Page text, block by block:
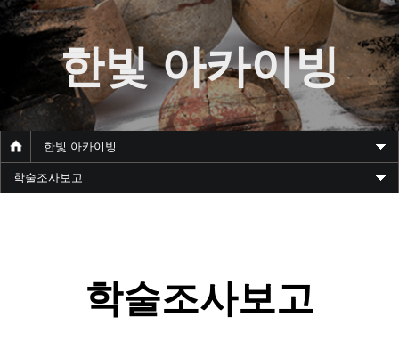
한빛 아카이빙
한빛 아카이빙
학술조사보고
학술조사보고